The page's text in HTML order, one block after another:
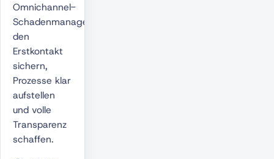
Omnichannel-
Schadenmanagement
den
Erstkontakt
sichern,
Prozesse klar
aufstellen
und volle
Transparenz
schaffen.